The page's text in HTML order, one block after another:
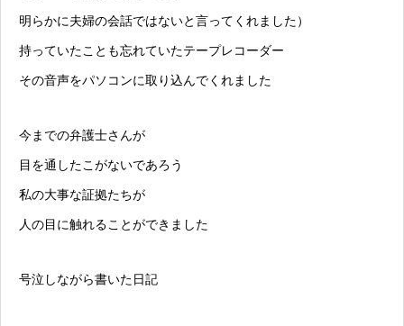
明らかに夫婦の会話ではないと言ってくれました）
持っていたことも忘れていたテープレコーダー
その音声をパソコンに取り込んでくれました
今までの弁護士さんが
目を通したこがないであろう
私の大事な証拠たちが
人の目に触れることができました
号泣しながら書いた日記